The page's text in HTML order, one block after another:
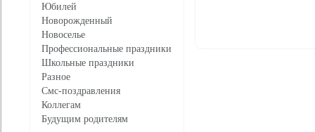
Юбилей
Новорожденный
Новоселье
Профессиональные праздники
Школьные праздники
Разное
Смс-поздравления
Коллегам
Будущим родителям